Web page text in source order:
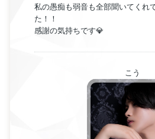
私の愚痴も弱音も全部聞いてくれ
た！！
感謝の気持ちです💎
こう